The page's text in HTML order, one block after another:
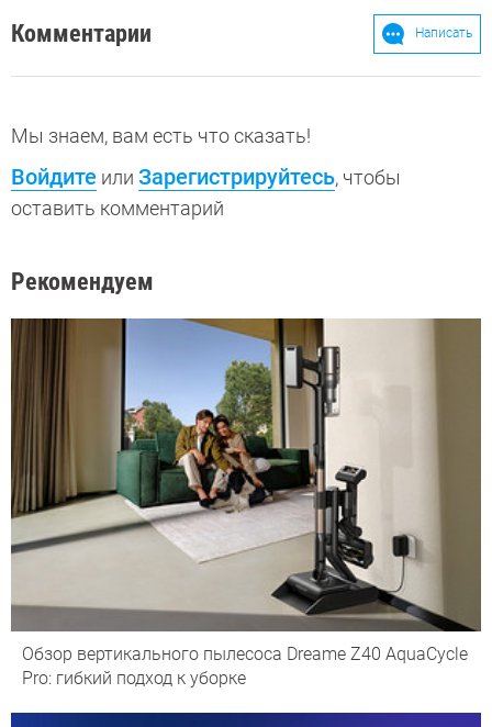
Комментарии Написать
Мы знаем, вам есть что сказать!
Войдите или Зарегистрируйтесь, чтобы
оставить комментарий
Рекомендуем
Обзор вертикального пылесоса Dreame Z40 AquaCycle
Pro: гибкий подход к уборке